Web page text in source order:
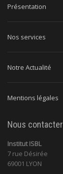
Présentation
Nos services
Notre Actualité
Mentions légales
Nous contacter
Institut ISBL
7 rue Désirée
69001 LYON